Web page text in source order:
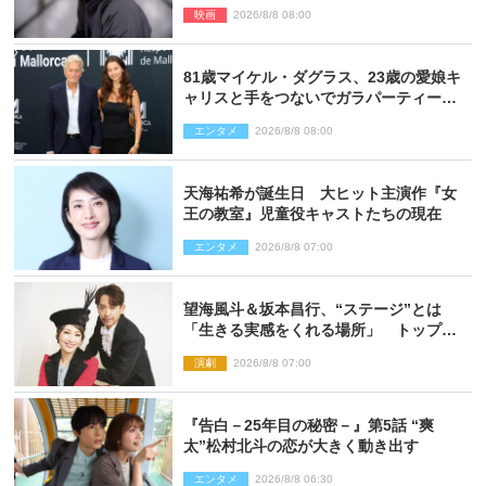
映画 2026/8/8 08:00
81歳マイケル・ダグラス、23歳の愛娘キ
ャリスと手をつないでガラパーティーに
エンタメ 2026/8/8 08:00
天海祐希が誕生日 大ヒット主演作『女
王の教室』児童役キャストたちの現在
エンタメ 2026/8/8 07:00
望海風斗＆坂本昌行、“ステージ”とは
「生きる実感をくれる場所」 トップを
演劇 2026/8/8 07:00
『告白－25年目の秘密－』第5話 “爽
太”松村北斗の恋が大きく動き出す
エンタメ 2026/8/8 06:30